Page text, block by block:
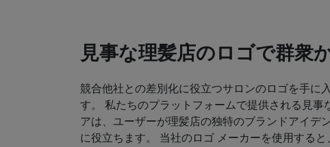
見事な理髪店のロゴで群衆
競合他社との差別化に役立つサロンのロゴを手に
す。 私たちのプラットフォームで提供される見事
アは、ユーザーが理髪店の独特のブランドアイデ
に役立ちます。 当社のロゴ メーカーを使用する